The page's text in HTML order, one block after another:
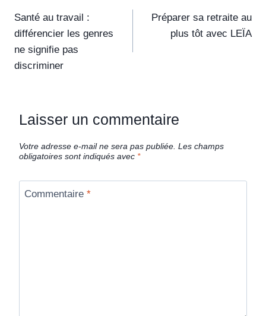
Santé au travail :
différencier les genres
ne signifie pas
discriminer
Préparer sa retraite au
plus tôt avec LEÏA
Laisser un commentaire
Votre adresse e-mail ne sera pas publiée. Les champs
obligatoires sont indiqués avec *
Commentaire *